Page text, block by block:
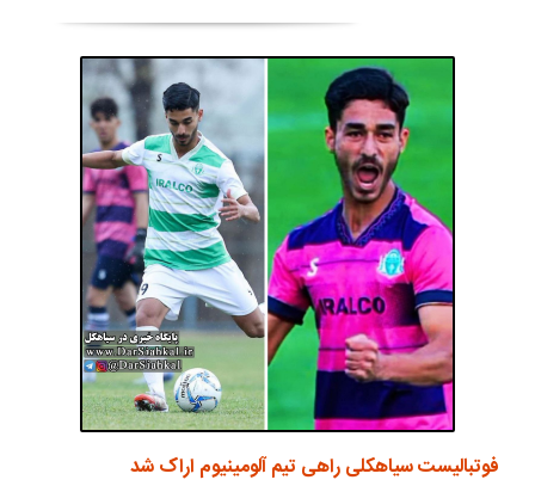
فوتبالیست سیاهکلی راهی تیم آلومینیوم اراک شد